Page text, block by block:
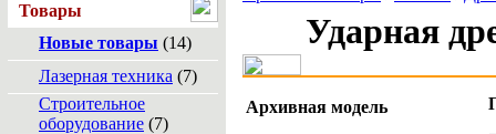
Товары
Новые товары (14)
Лазерная техника (7)
Строительное
оборудование (7)
Ударная
Архивная модель